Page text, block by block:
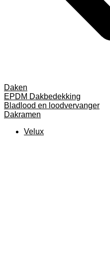
Daken
EPDM Dakbedekking
Bladlood en loodvervanger
Dakramen
Velux